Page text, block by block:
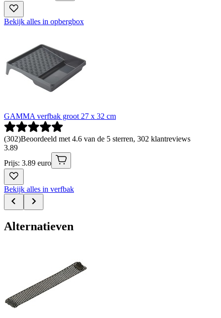
Bekijk alles in opbergbox
GAMMA verfbak groot 27 x 32 cm
(302)Beoordeeld met 4.6 van de 5 sterren, 302 klantreviews
3.89
Prijs: 3.89 euro
Bekijk alles in verfbak
Alternatieven